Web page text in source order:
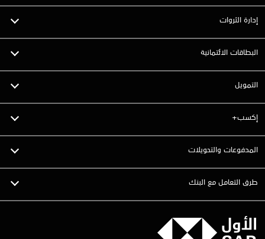
إدارة الثروات
البطاقات الائتمانية
التمويل
إكسب+
المدفوعات والتحويلات
طرق التعامل مع البنك